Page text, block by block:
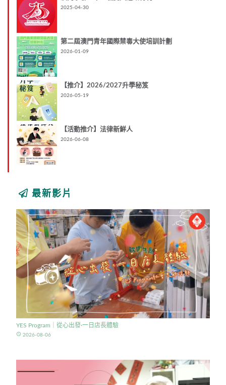
2025-04-30
第二屆澳門青年國際禁毒大使培訓計劃
2026-01-09
【推介】2026/2027升學秘笈
2026-05-19
【活動推介】法律新鮮人
2026-06-08
最新影片
YES Program｜從心出發·一日店長體驗
access_time 2026-08-06